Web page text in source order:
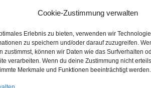
Cookie-Zustimmung verwalten
Erlebnis zu bieten, verwenden wir
zu speichern und/oder darauf zuzugreifen.
zustimmst, können wir Daten wie das Surfverhalten
verarbeiten. Wenn du deine Zustimmung nicht
Merkmale und Funktionen beeinträchtigt werden.